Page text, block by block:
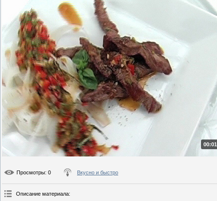
Просмотры: 0 Вкусно и быстро
Описание материала: